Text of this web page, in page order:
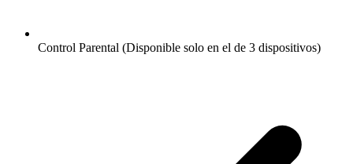
Control Parental (Disponible solo en el de 3 dispositivos)